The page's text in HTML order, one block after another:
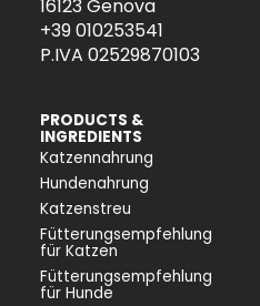
16123 Genova
+39 010253541
P.IVA 02529870103
PRODUCTS &
INGREDIENTS
Katzennahrung
Hundenahrung
Katzenstreu
Fütterungsempfehlung
für Katzen
Fütterungsempfehlung
für Hunde